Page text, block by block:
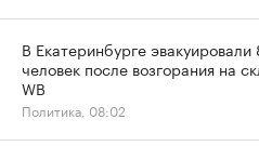
В Екатеринбурге
человек после возгорания на
WB
Политика, 08:02